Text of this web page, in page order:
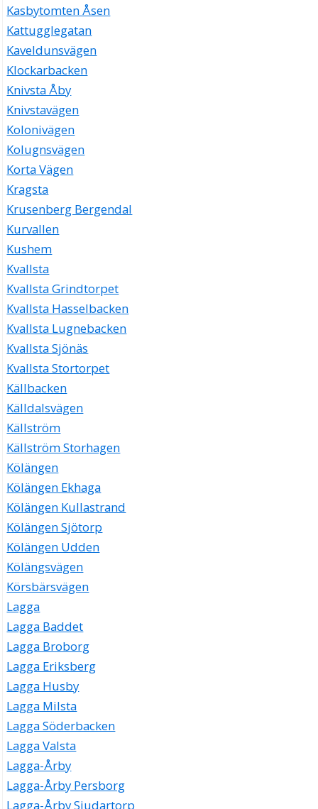
Kasbytomten Åsen
Kattugglegatan
Kaveldunsvägen
Klockarbacken
Knivsta Åby
Knivstavägen
Kolonivägen
Kolugnsvägen
Korta Vägen
Kragsta
Krusenberg Bergendal
Kurvallen
Kushem
Kvallsta
Kvallsta Grindtorpet
Kvallsta Hasselbacken
Kvallsta Lugnebacken
Kvallsta Sjönäs
Kvallsta Stortorpet
Källbacken
Källdalsvägen
Källström
Källström Storhagen
Kölängen
Kölängen Ekhaga
Kölängen Kullastrand
Kölängen Sjötorp
Kölängen Udden
Kölängsvägen
Körsbärsvägen
Lagga
Lagga Baddet
Lagga Broborg
Lagga Eriksberg
Lagga Husby
Lagga Milsta
Lagga Söderbacken
Lagga Valsta
Lagga-Årby
Lagga-Årby Persborg
Lagga-Årby Sjudartorp